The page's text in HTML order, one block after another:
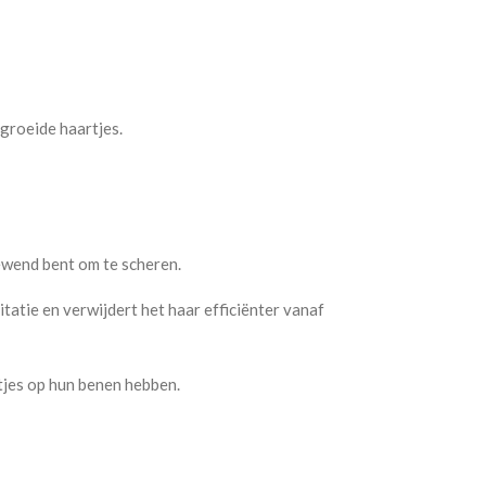
haartjes.
bent om te scheren.
en verwijdert het haar efficiënter vanaf
op hun benen hebben.